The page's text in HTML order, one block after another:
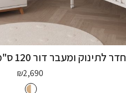
חדר לתינוק ומעבר דור 120 ס"מ + טד לבן טבעי
₪2,690